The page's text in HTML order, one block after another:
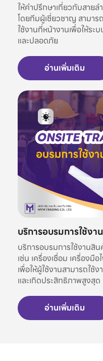
ให้คำปรึกษาเกี่ยวกับสาย
โดยทีมผู้เชี่ยวชาญ สามาร
ใช้งานที่หน้างานเพื่อให้ร
และปลอดภัย
อ่านเพิ่มเติม
บริการอบรมการใช้งา
บริการอบรมการใช้งานสิ
เช่น เครื่องเชื่อม เครื่องมื
เพื่อให้ผู้ใช้งานสามารถใ
และเกิดประสิทธิภาพสูงสุด
อ่านเพิ่มเติม